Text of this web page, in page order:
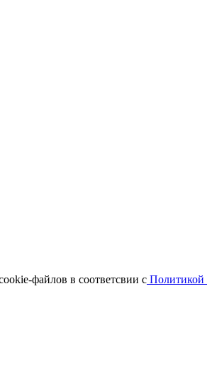
файлов в соответсвии с Политикой